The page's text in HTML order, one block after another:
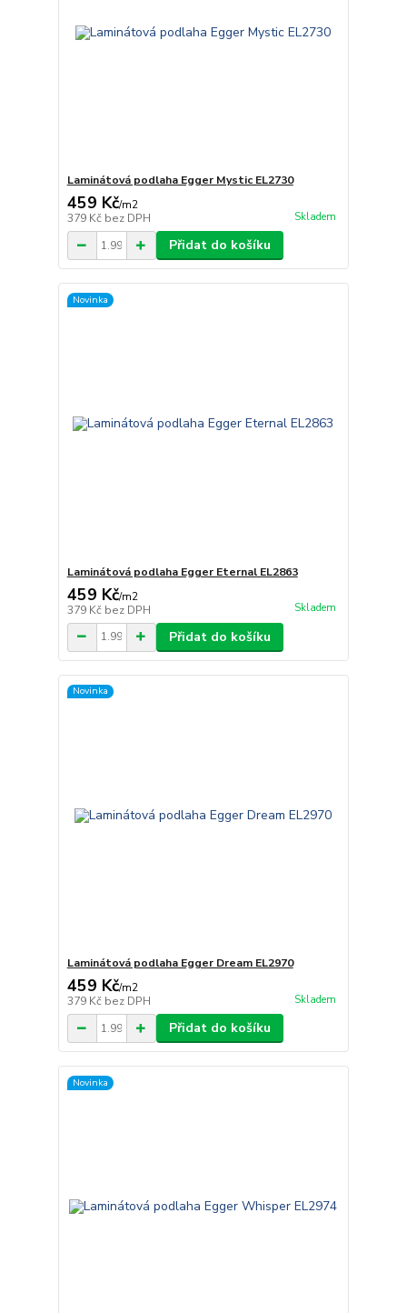
Laminátová podlaha Egger Mystic EL2730
459 Kč/m2
379 Kč bez DPH Skladem
Přidat do košíku
Novinka
Laminátová podlaha Egger Eternal EL2863
459 Kč/m2
379 Kč bez DPH Skladem
Přidat do košíku
Novinka
Laminátová podlaha Egger Dream EL2970
459 Kč/m2
379 Kč bez DPH Skladem
Přidat do košíku
Novinka